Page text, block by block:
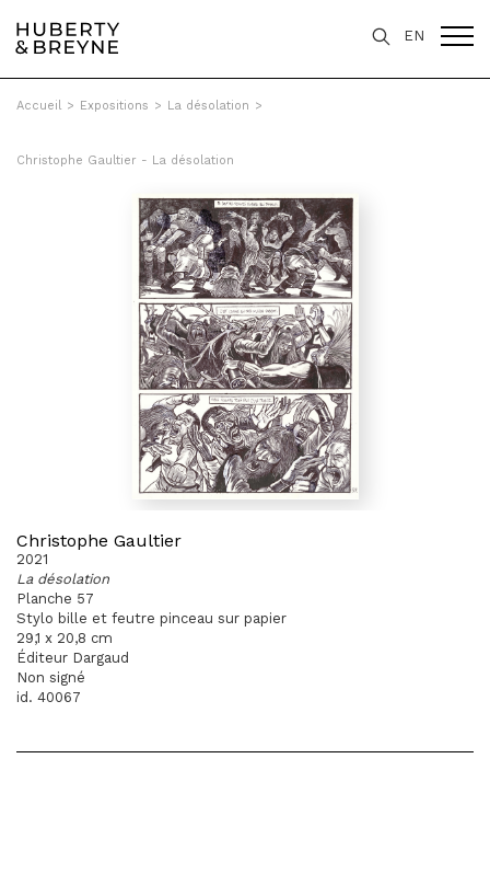
EN
Accueil > Expositions > La désolation >
Christophe Gaultier - La désolation
Christophe Gaultier
2021
La désolation
Planche 57
Stylo bille et feutre pinceau sur papier
29,1 x 20,8 cm
Éditeur Dargaud
Non signé
id. 40067